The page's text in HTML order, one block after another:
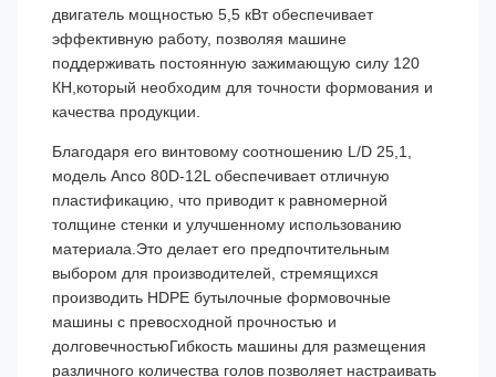
двигатель мощностью 5,5 кВт обеспечивает
эффективную работу, позволяя машине
поддерживать постоянную зажимающую силу 120
КН,который необходим для точности формования и
качества продукции.
Благодаря его винтовому соотношению L/D 25,1,
модель Anco 80D-12L обеспечивает отличную
пластификацию, что приводит к равномерной
толщине стенки и улучшенному использованию
материала.Это делает его предпочтительным
выбором для производителей, стремящихся
производить HDPE бутылочные формовочные
машины с превосходной прочностью и
долговечностьюГибкость машины для размещения
различного количества голов позволяет настраивать